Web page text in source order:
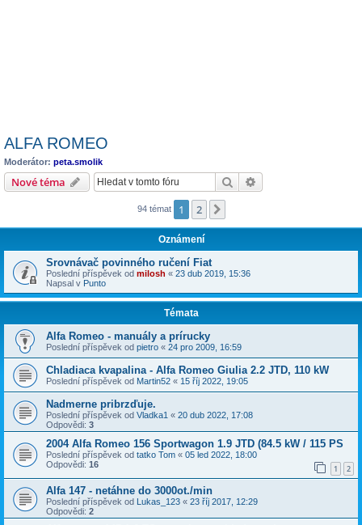
ALFA ROMEO
Moderátor: peta.smolik
Nové téma Hledat
94 témat 1 2
Oznámení
Srovnávač povinného ručení Fiat
Poslední příspěvek od milosh « 23 dub 2019, 15:36
Napsal v Punto
Témata
Alfa Romeo - manuály a prírucky
Poslední příspěvek od pietro « 24 pro 2009, 16:59
Chladiaca kvapalina - Alfa Romeo Giulia 2.2 JTD, 110 kW
Poslední příspěvek od Martin52 « 15 říj 2022, 19:05
Nadmerne pribrzďuje.
Poslední příspěvek od Vladka1 « 20 dub 2022, 17:08
Odpovědi: 3
2004 Alfa Romeo 156 Sportwagon 1.9 JTD (84.5 kW / 115 PS
Poslední příspěvek od tatko Tom « 05 led 2022, 18:00
Odpovědi: 16 1 2
Alfa 147 - netáhne do 3000ot./min
Poslední příspěvek od Lukas_123 « 23 říj 2017, 12:29
Odpovědi: 2